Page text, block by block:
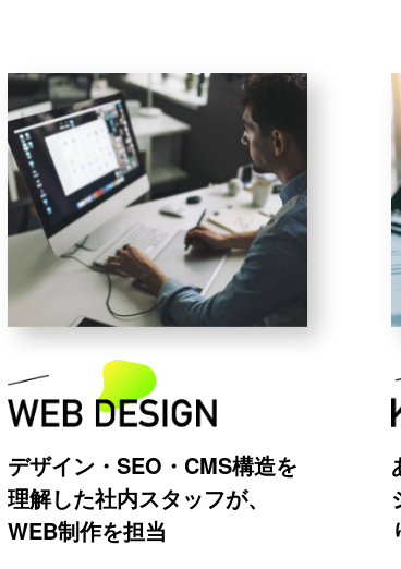
デザイン・SEO・CMS構造を
理解した社内スタッフが、
WEB制作を担当